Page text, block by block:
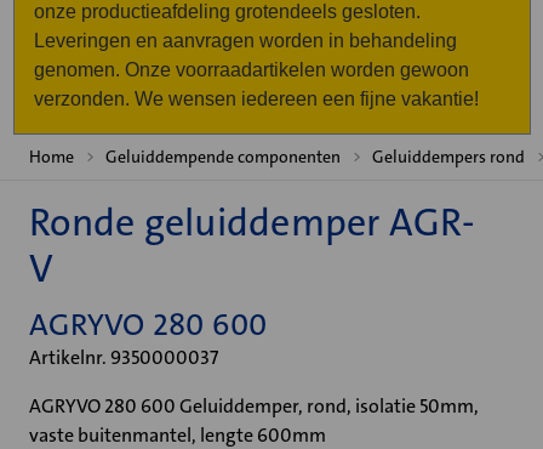
onze productieafdeling grotendeels gesloten.
Leveringen en aanvragen worden in behandeling
genomen. Onze voorraadartikelen worden gewoon
verzonden. We wensen iedereen een fijne vakantie!
Home Geluiddempende componenten Geluiddempers rond
Ronde geluiddemper AGR-
V
AGRYVO 280 600
Artikelnr. 9350000037
AGRYVO 280 600 Geluiddemper, rond, isolatie 50mm,
vaste buitenmantel, lengte 600mm